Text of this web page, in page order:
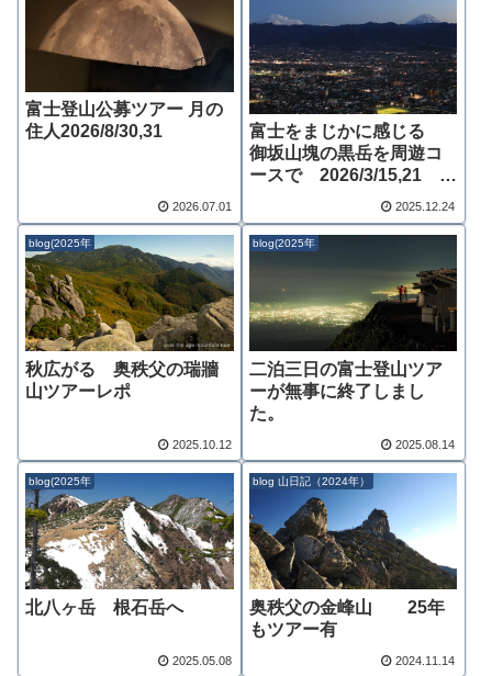
富士登山公募ツアー 月の
住人2026/8/30,31
2026.07.01
富士をまじかに感じる
御坂山塊の黒岳を周遊コ
ースで 2026/3/15,21
2025.12.24
blog(2025年
秋広がる 奥秩父の瑞牆
山ツアーレポ
2025.10.12
blog(2025年
二泊三日の富士登山ツア
ーが無事に終了しまし
た。
2025.08.14
blog(2025年
北八ヶ岳 根石岳へ
2025.05.08
blog 山日記（2024年）
奥秩父の金峰山 25年
もツアー有
2024.11.14